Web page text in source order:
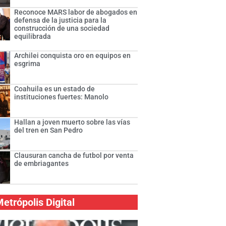
Reconoce MARS labor de abogados en
defensa de la justicia para la
construcción de una sociedad
equilibrada
Archilei conquista oro en equipos en
esgrima
Coahuila es un estado de
instituciones fuertes: Manolo
Hallan a joven muerto sobre las vías
del tren en San Pedro
Clausuran cancha de futbol por venta
de embriagantes
Digital